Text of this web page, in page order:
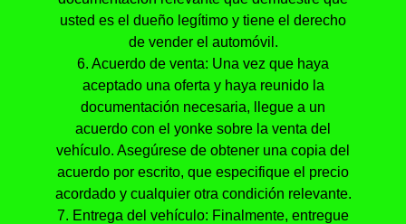
usted es el dueño legítimo y tiene el derecho
de vender el automóvil.
6. Acuerdo de venta: Una vez que haya
aceptado una oferta y haya reunido la
documentación necesaria, llegue a un
acuerdo con el yonke sobre la venta del
vehículo. Asegúrese de obtener una copia del
acuerdo por escrito, que especifique el precio
acordado y cualquier otra condición relevante.
7. Entrega del vehículo: Finalmente, entregue